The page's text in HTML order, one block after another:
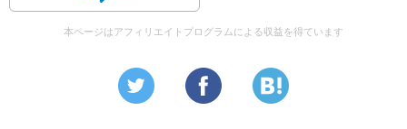
本ページはアフィリエイトプログラムによる収益を得ています